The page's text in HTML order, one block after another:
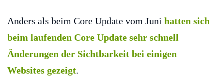
Anders als beim Core Update vom Juni hatten sich
beim laufenden Core Update sehr schnell
Änderungen der Sichtbarkeit bei einigen
Websites gezeigt.